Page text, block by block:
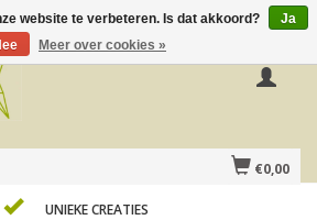
€0,00
UNIEKE CREATIES
website te verbeteren. Is dat akkoord?
Ja
Meer over cookies »